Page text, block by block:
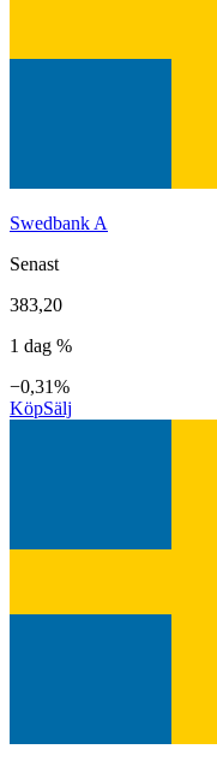
Swedbank A
Senast
383,20
1 dag %
−0,31%
KöpSälj